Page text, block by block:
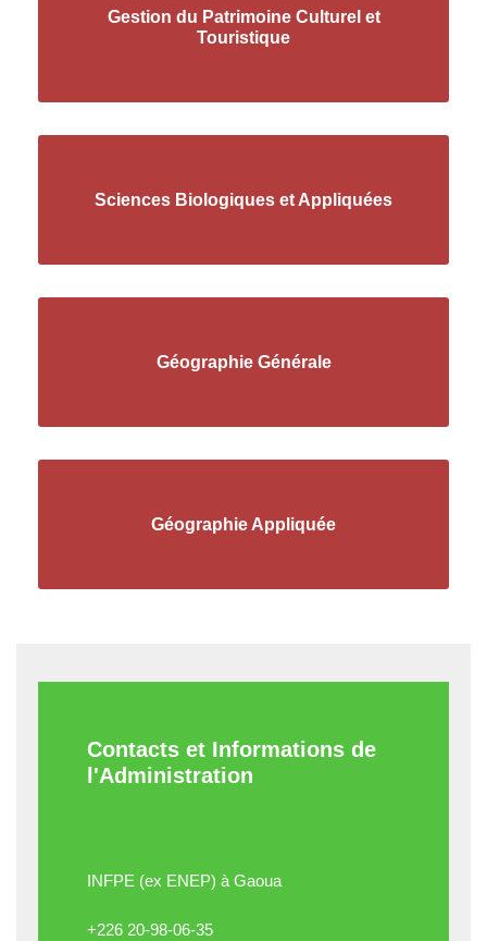
Gestion du Patrimoine Culturel et
Touristique
Sciences Biologiques et Appliquées
Géographie Générale
Géographie Appliquée
Contacts et Informations de
l'Administration
INFPE (ex ENEP) à Gaoua
+226 20-98-06-35